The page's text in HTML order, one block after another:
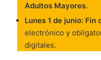
Adultos Mayores.
Lunes 1 de junio: Fin
electrónico y
digitales.